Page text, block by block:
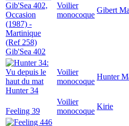
Gib'Sea 402
Voilier
monocoque
Gibert
Hunter 34
Voilier
monocoque
Hunter
Feeling 39
Voilier
monocoque
Kirie